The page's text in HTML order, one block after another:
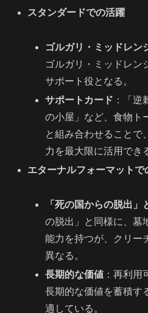
スタンダードでの活躍
ゴルガリ・ミッドレン
ゴルガリ・ミッドレン
サポート役となる。
サポートカード ：「
の小屋」など、食物ト
と組み合わせることで
力を最大限に活用でき
エターナルフォーマットで
「死の国からの脱出」
の脱出」と同様に、墓
能力を持つが、クリー
異なる。
長期的な価値 ：再利用
長期的な価値を蓄積す
適している。